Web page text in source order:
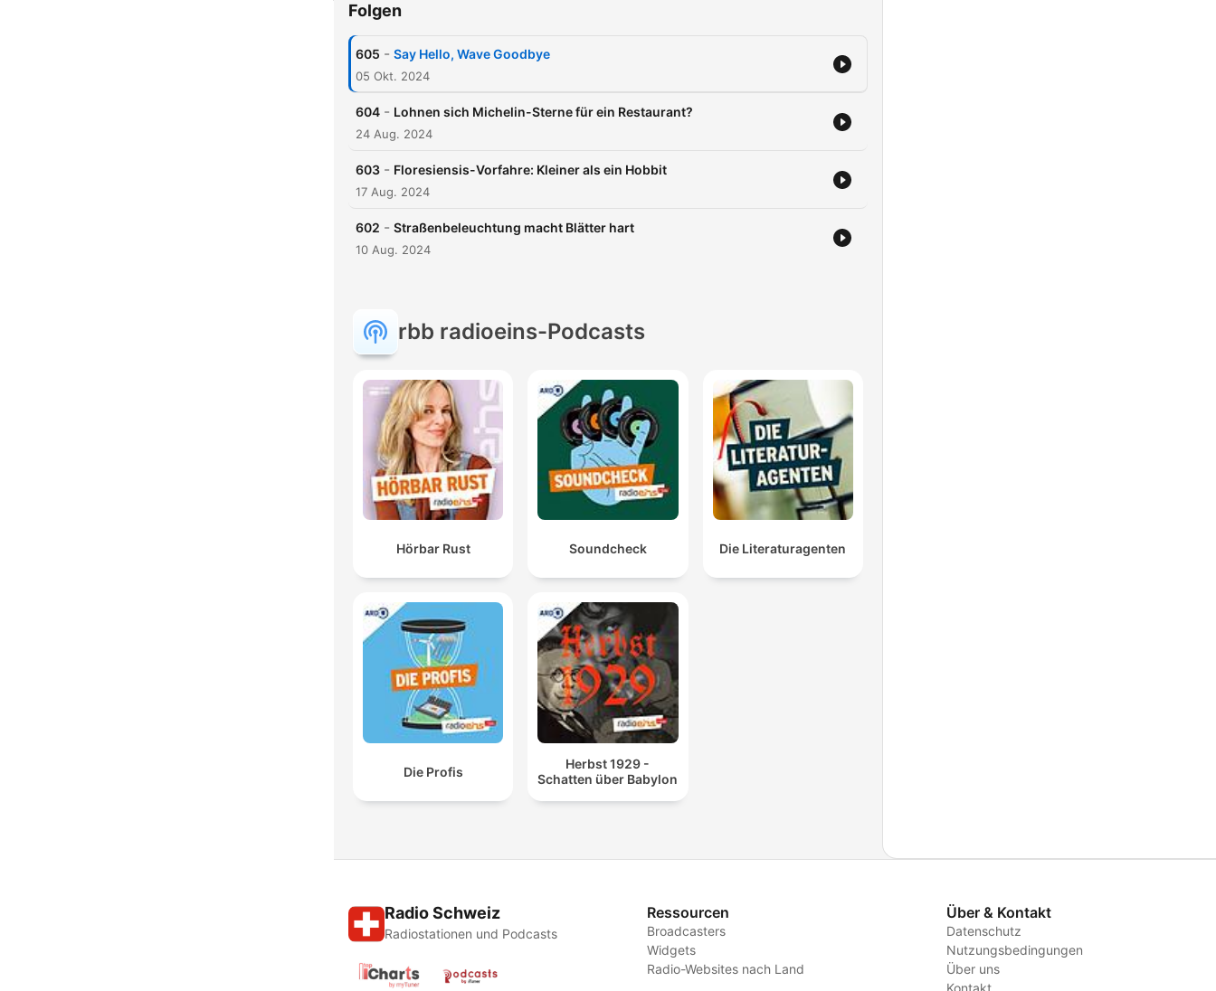
Benecke. Dieser Podcast steht
Lizenz CC BY-NC-ND 4.0.
Folgen
605 - Say Hello, Wave Goodbye
05 Okt. 2024
604 - Lohnen sich Michelin-Sterne für ein Restaurant?
24 Aug. 2024
603 - Floresiensis-Vorfahre: Kleiner als ein Hobbit
17 Aug. 2024
602 - Straßenbeleuchtung macht Blätter hart
10 Aug. 2024
rbb radioeins-Podcasts
Hörbar Rust Soundcheck Die Literaturagenten
Die Profis
Herbst 1929 -
Schatten über Babylon
Radio Schweiz
Radiostationen und Podcasts
Ressourcen
Broadcasters
Widgets
Radio-Websites nach Land
Über & Kontakt
Datenschutz
Nutzungsbedingungen
Über uns
Kontakt